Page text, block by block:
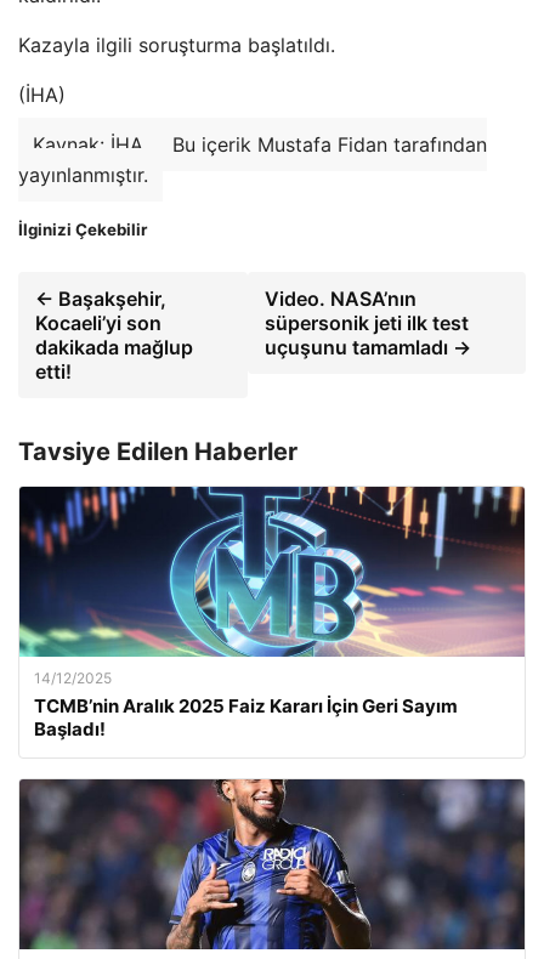
Kazayla ilgili soruşturma başlatıldı.
(İHA)
Kaynak: İHA
Bu içerik Mustafa Fidan tarafından
yayınlanmıştır.
İlginizi Çekebilir
← Başakşehir,
Kocaeli’yi son
dakikada mağlup
etti!
Video. NASA’nın
süpersonik jeti ilk test
uçuşunu tamamladı →
Tavsiye Edilen Haberler
14/12/2025
TCMB’nin Aralık 2025 Faiz Kararı İçin Geri Sayım
Başladı!